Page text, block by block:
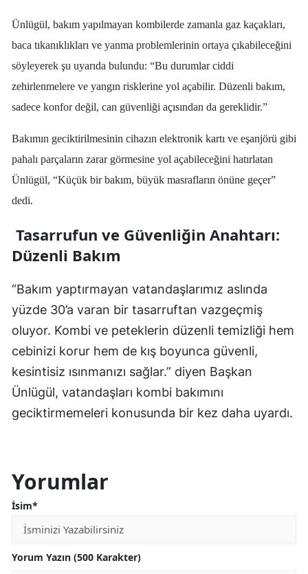
Kocaeli
Konya
Manisa
Kahramanmaraş
Muğla
Nevşehir
Niğde
Ordu
Rize
Sakarya
Ünlügül, bakım yapılmayan kombilerde zamanla gaz kaçakları,
baca tıkanıklıkları ve yanma problemlerinin ortaya çıkabileceğini
söyleyerek şu uyarıda bulundu: “Bu durumlar ciddi
zehirlenmelere ve yangın risklerine yol açabilir. Düzenli bakım,
sadece konfor değil, can güvenliği açısından da gereklidir.”
Bakımın geciktirilmesinin cihazın elektronik kartı ve eşanjörü gibi
pahalı parçaların zarar görmesine yol açabileceğini hatırlatan
Ünlügül, “Küçük bir bakım, büyük masrafların önüne geçer”
dedi.
Tasarrufun ve Güvenliğin Anahtarı:
Düzenli Bakım
“Bakım yaptırmayan vatandaşlarımız aslında
yüzde 30’a varan bir tasarruftan vazgeçmiş
oluyor. Kombi ve peteklerin düzenli temizliği hem
cebinizi korur hem de kış boyunca güvenli,
kesintisiz ısınmanızı sağlar.” diyen Başkan
Ünlügül, vatandaşları kombi bakımını
geciktirmemeleri konusunda bir kez daha uyardı.
Yorumlar
İsim*
Yorum Yazın (500 Karakter)